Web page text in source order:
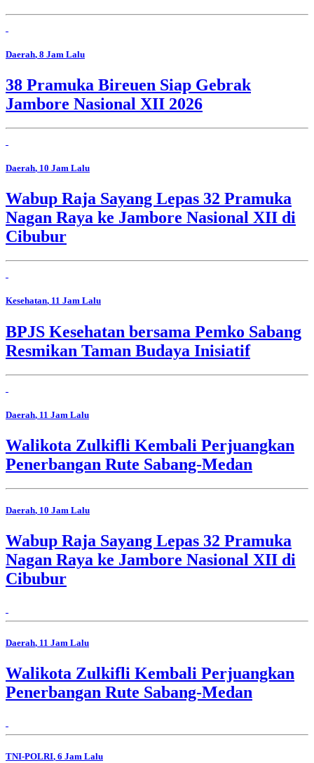
Daerah, 8 Jam Lalu
38 Pramuka Bireuen Siap Gebrak
Jambore Nasional XII 2026
Daerah, 10 Jam Lalu
Wabup Raja Sayang Lepas 32 Pramuka
Nagan Raya ke Jambore Nasional XII di
Cibubur
Kesehatan, 11 Jam Lalu
BPJS Kesehatan bersama Pemko Sabang
Resmikan Taman Budaya Inisiatif
Daerah, 11 Jam Lalu
Walikota Zulkifli Kembali Perjuangkan
Penerbangan Rute Sabang-Medan
Daerah, 10 Jam Lalu
Wabup Raja Sayang Lepas 32 Pramuka
Nagan Raya ke Jambore Nasional XII di
Cibubur
Daerah, 11 Jam Lalu
Walikota Zulkifli Kembali Perjuangkan
Penerbangan Rute Sabang-Medan
TNI-POLRI, 6 Jam Lalu